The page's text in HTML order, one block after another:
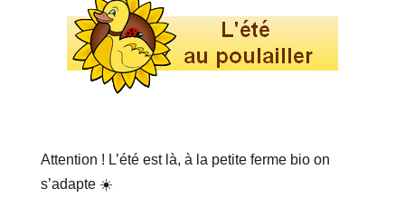
Attention ! L’été est là, à la petite ferme bio on
s’adapte ☀️